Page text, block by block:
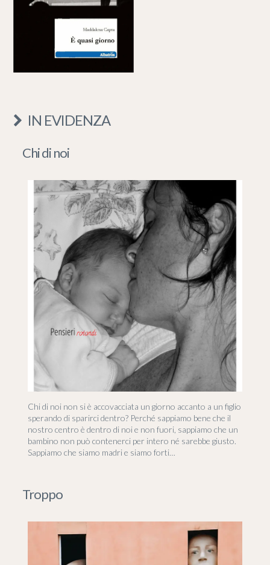
IN EVIDENZA
Chi di noi
Chi di noi non si è accovacciata un giorno accanto a un figlio
sperando di sparirci dentro? Perché sappiamo bene che il
nostro centro è dentro di noi e non fuori, sappiamo che un
bambino non può contenerci per intero né sarebbe giusto.
Sappiamo che siamo madri e siamo forti…
Troppo